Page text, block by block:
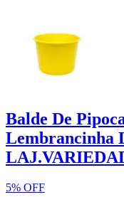
Balde De
Lembrancinha
5% OFF